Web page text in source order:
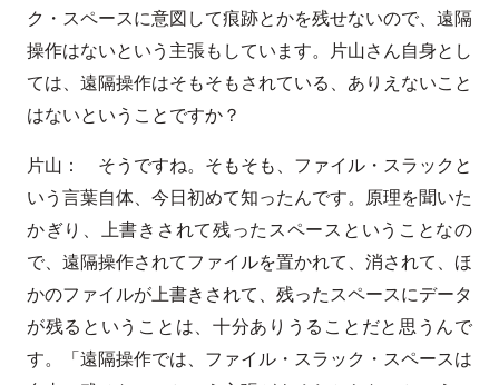
ク・スペースに意図して痕跡とかを残せないので、遠隔
操作はないという主張もしています。片山さん自身とし
ては、遠隔操作はそもそもされている、ありえないこと
はないということですか？
片山： そうですね。そもそも、ファイル・スラックと
いう言葉自体、今日初めて知ったんです。原理を聞いた
かぎり、上書きされて残ったスペースということなの
で、遠隔操作されてファイルを置かれて、消されて、ほ
かのファイルが上書きされて、残ったスペースにデータ
が残るということは、十分ありうることだと思うんで
す。「遠隔操作では、ファイル・スラック・スペースは